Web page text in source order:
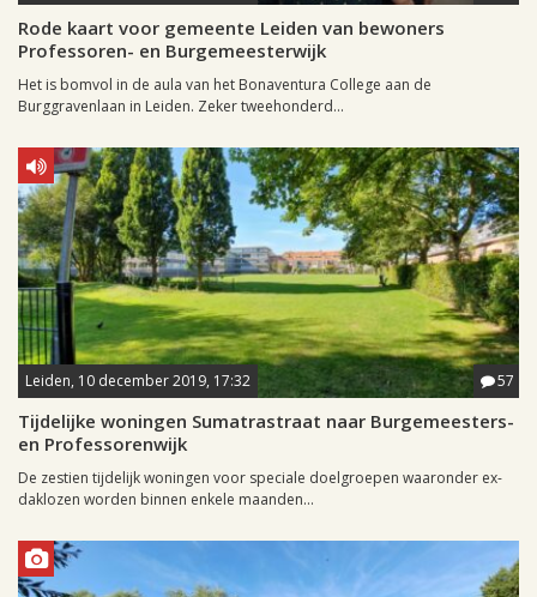
Rode kaart voor gemeente Leiden van bewoners
Professoren- en Burgemeesterwijk
Het is bomvol in de aula van het Bonaventura College aan de
Burggravenlaan in Leiden. Zeker tweehonderd...
Leiden, 10 december 2019, 17:32 57
Tijdelijke woningen Sumatrastraat naar Burgemeesters-
en Professorenwijk
De zestien tijdelijk woningen voor speciale doelgroepen waaronder ex-
daklozen worden binnen enkele maanden...